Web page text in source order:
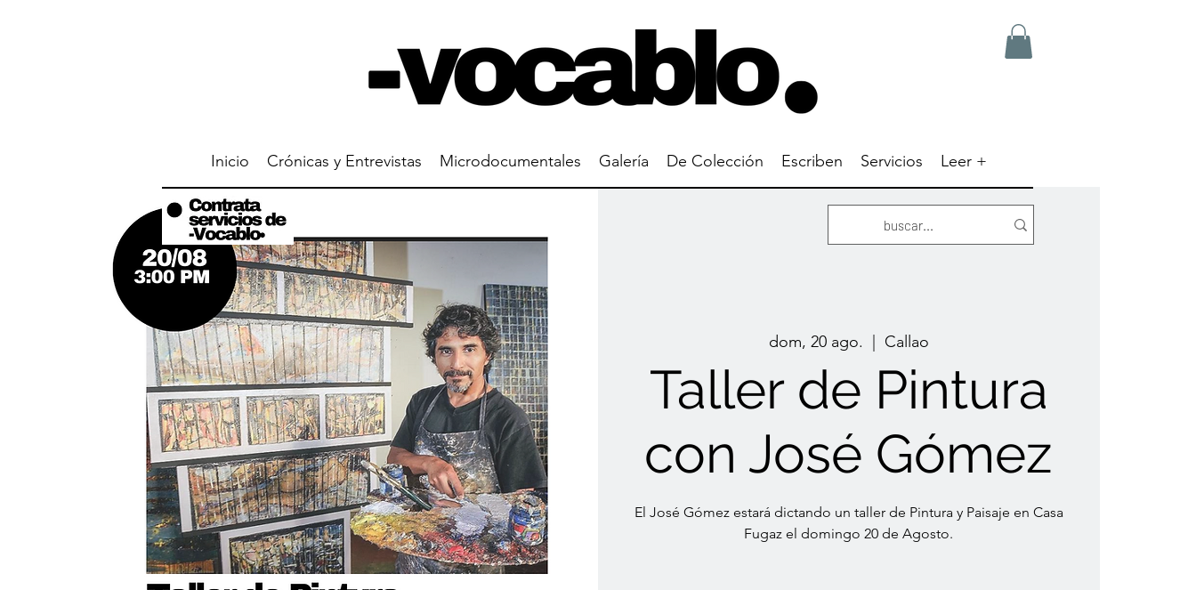
Inicio Crónicas y Entrevistas Microdocumentales Galería De Colección Escriben Servicios Leer +
dom, 20 ago. Callao
Taller de Pintura
con José Gómez
El José Gómez estará dictando un taller de Pintura y Paisaje en Casa
Fugaz el domingo 20 de Agosto.